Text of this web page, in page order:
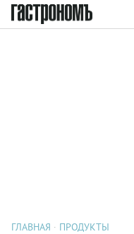
ГЛАВНАЯ ПРОДУКТЫ